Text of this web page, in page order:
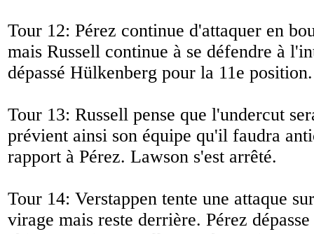
Tour 12: Pérez continue d'attaquer en
mais Russell continue à se défendre à
dépassé Hülkenberg pour la 11e position.
Tour 13: Russell pense que l'undercut
prévient ainsi son équipe qu'il faudra
rapport à Pérez. Lawson s'est arrêté.
Tour 14: Verstappen tente une attaque
virage mais reste derrière. Pérez